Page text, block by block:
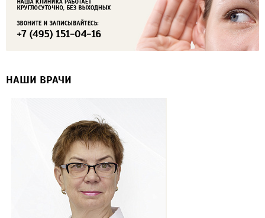
НАШИ ВРАЧИ